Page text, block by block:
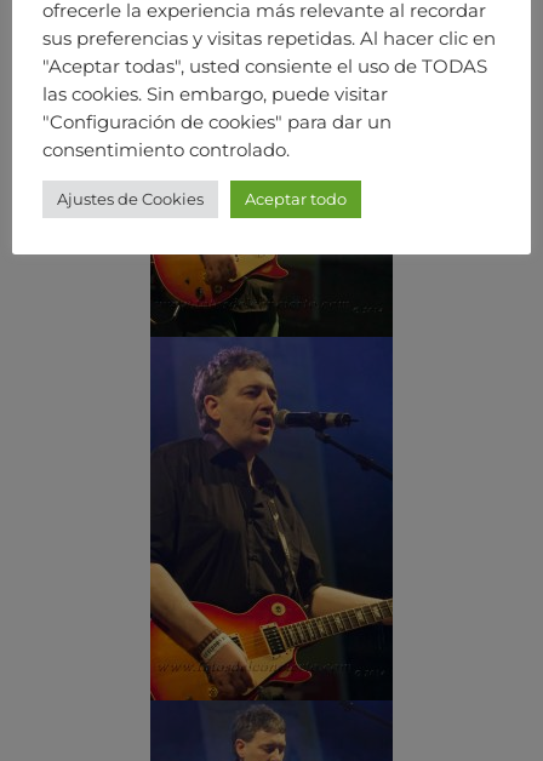
ofrecerle la experiencia más relevante al recordar
sus preferencias y visitas repetidas. Al hacer clic en
"Aceptar todas", usted consiente el uso de TODAS
las cookies. Sin embargo, puede visitar
"Configuración de cookies" para dar un
consentimiento controlado.
Ajustes de Cookies Aceptar todo